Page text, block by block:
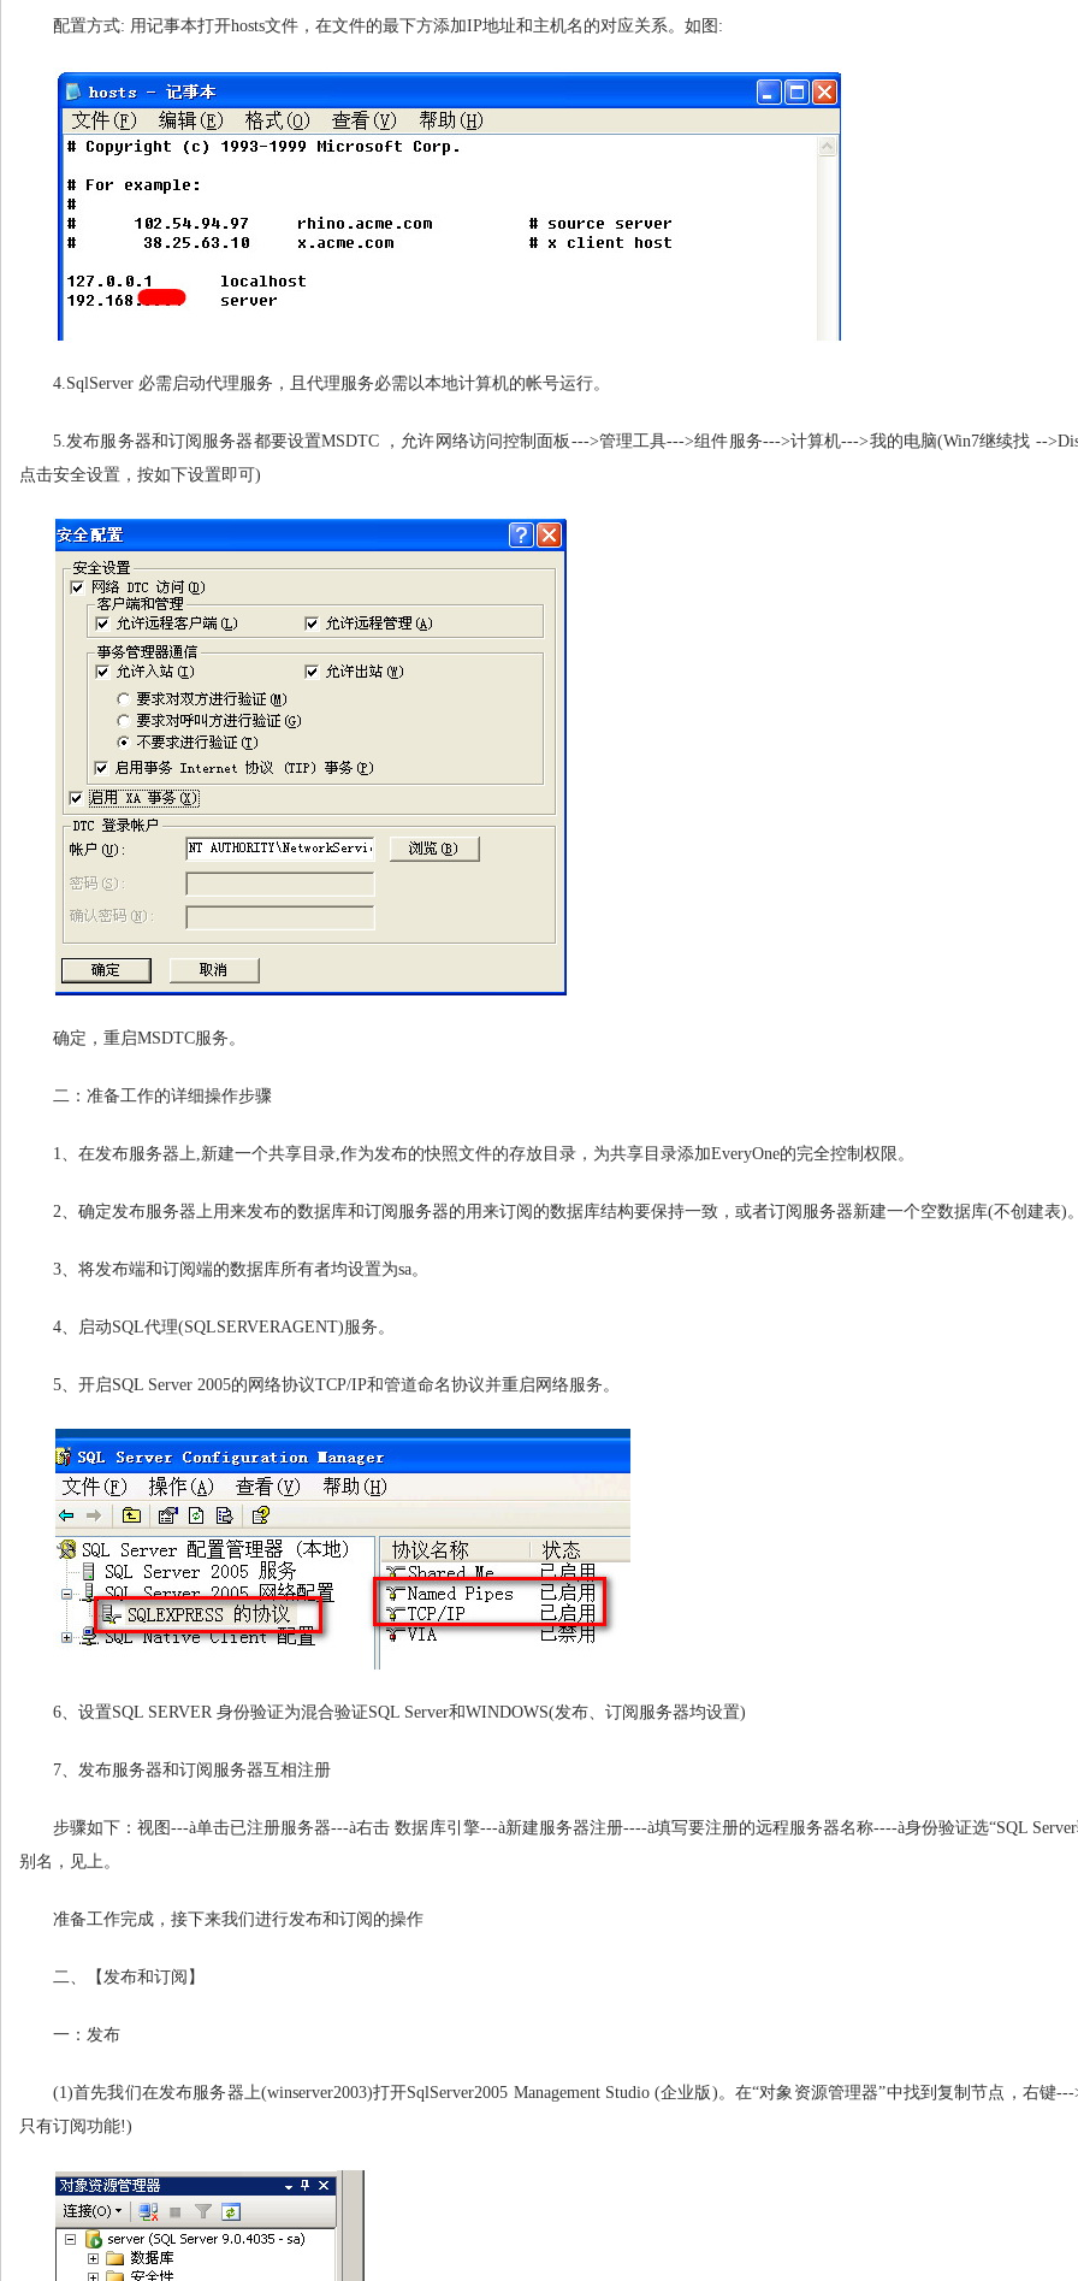
配置方式: 用记事本打开hosts文件，在文件的最下方添加IP地址和主机名的对应关系。如图:
4.SqlServer 必需启动代理服务，且代理服务必需以本地计算机的帐号运行。
5.发布服务器和订阅服务器都要设置MSDTC ，允许网络访问控制面板--->管理工具--->组件服务--->计算机--->我的电脑(Win7继续找 --
点击安全设置，按如下设置即可)
确定，重启MSDTC服务。
二：准备工作的详细操作步骤
1、在发布服务器上,新建一个共享目录,作为发布的快照文件的存放目录，为共享目录添加EveryOne的完全控制权限。
2、确定发布服务器上用来发布的数据库和订阅服务器的用来订阅的数据库结构要保持一致，或者订阅服务器新建一个空数据库(不创建表)。
3、将发布端和订阅端的数据库所有者均设置为sa。
4、启动SQL代理(SQLSERVERAGENT)服务。
5、开启SQL Server 2005的网络协议TCP/IP和管道命名协议并重启网络服务。
6、设置SQL SERVER 身份验证为混合验证SQL Server和WINDOWS(发布、订阅服务器均设置)
7、发布服务器和订阅服务器互相注册
步骤如下：视图---à单击已注册服务器---à右击 数据库引擎---à新建服务器注册----à填写要注册的远程服务器名称----à身份验证选“SQL
别名，见上。
准备工作完成，接下来我们进行发布和订阅的操作
二、【发布和订阅】
一：发布
(1)首先我们在发布服务器上(winserver2003)打开SqlServer2005 Management Studio (企业版)。在“对象资源管理器”中找到复制节点，右
只有订阅功能!)